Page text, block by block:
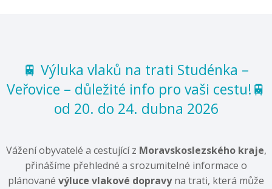
🚆 Výluka vlaků na trati Studénka –
Veřovice – důležité info pro vaši cestu!🚆
od 20. do 24. dubna 2026
Vážení obyvatelé a cestující z Moravskoslezského kraje,
přinášíme přehledné a srozumitelné informace o
plánované výluce vlakové dopravyna trati, která může